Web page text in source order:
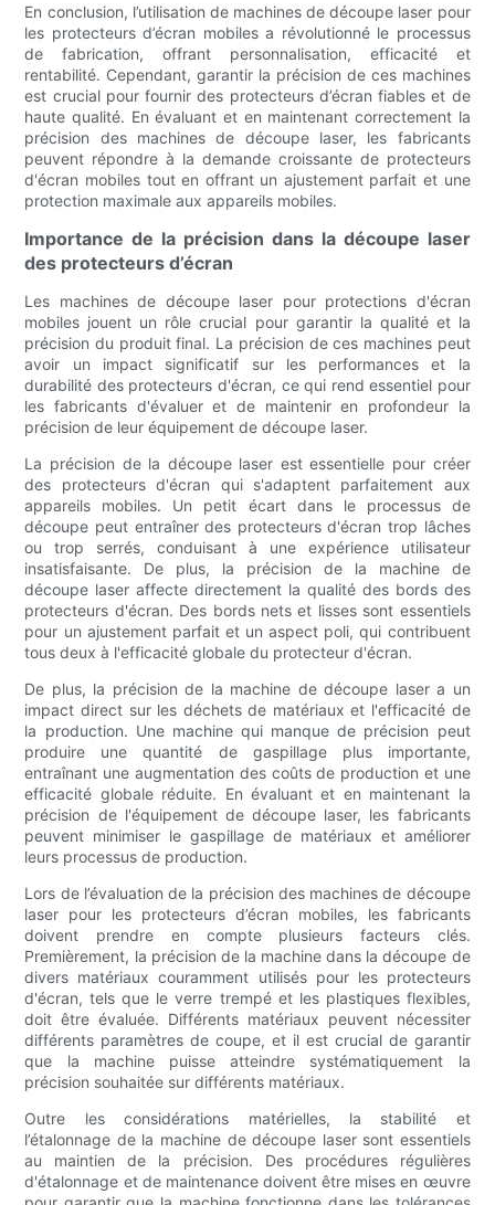
En conclusion, l’utilisation de machines de découpe laser pour
les protecteurs d’écran mobiles a révolutionné le processus
de fabrication, offrant personnalisation, efficacité et
rentabilité. Cependant, garantir la précision de ces machines
est crucial pour fournir des protecteurs d’écran fiables et de
haute qualité. En évaluant et en maintenant correctement la
précision des machines de découpe laser, les fabricants
peuvent répondre à la demande croissante de protecteurs
d'écran mobiles tout en offrant un ajustement parfait et une
protection maximale aux appareils mobiles.
Importance de la précision dans la découpe laser
des protecteurs d’écran
Les machines de découpe laser pour protections d'écran
mobiles jouent un rôle crucial pour garantir la qualité et la
précision du produit final. La précision de ces machines peut
avoir un impact significatif sur les performances et la
durabilité des protecteurs d'écran, ce qui rend essentiel pour
les fabricants d'évaluer et de maintenir en profondeur la
précision de leur équipement de découpe laser.
La précision de la découpe laser est essentielle pour créer
des protecteurs d'écran qui s'adaptent parfaitement aux
appareils mobiles. Un petit écart dans le processus de
découpe peut entraîner des protecteurs d'écran trop lâches
ou trop serrés, conduisant à une expérience utilisateur
insatisfaisante. De plus, la précision de la machine de
découpe laser affecte directement la qualité des bords des
protecteurs d'écran. Des bords nets et lisses sont essentiels
pour un ajustement parfait et un aspect poli, qui contribuent
tous deux à l'efficacité globale du protecteur d'écran.
De plus, la précision de la machine de découpe laser a un
impact direct sur les déchets de matériaux et l'efficacité de
la production. Une machine qui manque de précision peut
produire une quantité de gaspillage plus importante,
entraînant une augmentation des coûts de production et une
efficacité globale réduite. En évaluant et en maintenant la
précision de l'équipement de découpe laser, les fabricants
peuvent minimiser le gaspillage de matériaux et améliorer
leurs processus de production.
Lors de l’évaluation de la précision des machines de découpe
laser pour les protecteurs d’écran mobiles, les fabricants
doivent prendre en compte plusieurs facteurs clés.
Premièrement, la précision de la machine dans la découpe de
divers matériaux couramment utilisés pour les protecteurs
d'écran, tels que le verre trempé et les plastiques flexibles,
doit être évaluée. Différents matériaux peuvent nécessiter
différents paramètres de coupe, et il est crucial de garantir
que la machine puisse atteindre systématiquement la
précision souhaitée sur différents matériaux.
Outre les considérations matérielles, la stabilité et
l’étalonnage de la machine de découpe laser sont essentiels
au maintien de la précision. Des procédures régulières
d'étalonnage et de maintenance doivent être mises en œuvre